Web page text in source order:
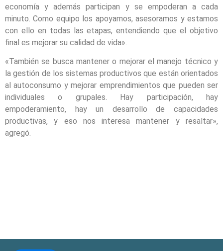
economía y además participan y se empoderan a cada
minuto. Como equipo los apoyamos, asesoramos y estamos
con ello en todas las etapas, entendiendo que el objetivo
final es mejorar su calidad de vida».
«También se busca mantener o mejorar el manejo técnico y
la gestión de los sistemas productivos que están orientados
al autoconsumo y mejorar emprendimientos que pueden ser
individuales o grupales. Hay participación, hay
empoderamiento, hay un desarrollo de capacidades
productivas, y eso nos interesa mantener y resaltar»,
agregó.